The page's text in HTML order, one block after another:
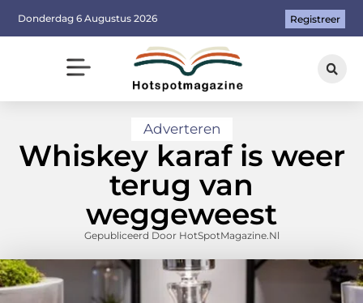
Donderdag 6 Augustus 2026 Registreer
Adverteren
Whiskey karaf is weer
terug van
weggeweest
Gepubliceerd Door HotSpotMagazine.nl